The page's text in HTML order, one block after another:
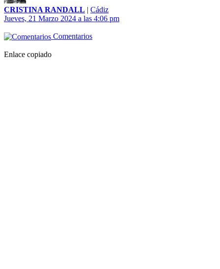
CRISTINA RANDALL | Cádiz
Jueves, 21 Marzo 2024 a las 4:06 pm
Comentarios
Enlace copiado